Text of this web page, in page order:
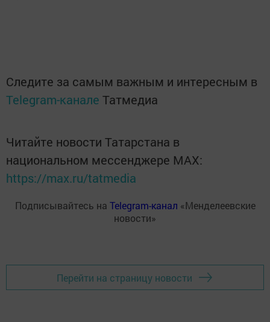
Следите за самым важным и интересным в
Telegram-канале Татмедиа
Читайте новости Татарстана в
национальном мессенджере MАХ:
https://max.ru/tatmedia
Подписывайтесь на Telegram-канал «Менделеевские
новости»
Перейти на страницу новости